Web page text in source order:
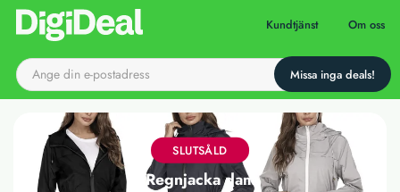
Till startsidan Kundtjänst Om oss
SLUTSÅLD
Regnjacka dam